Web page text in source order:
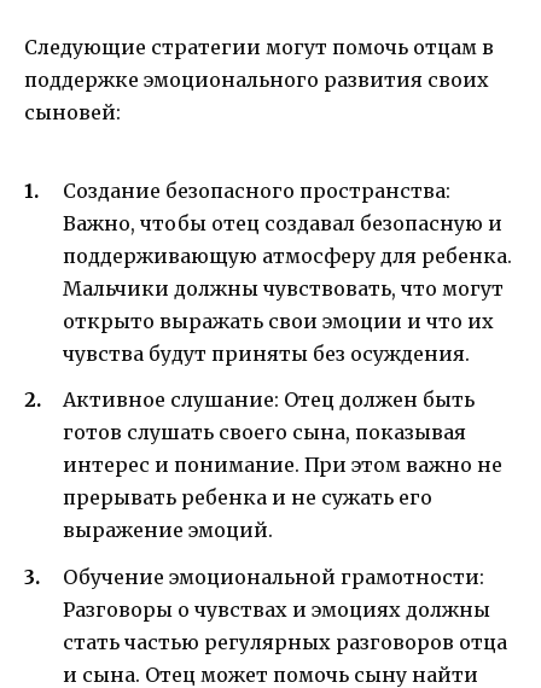
Следующие стратегии могут помочь отцам в
поддержке эмоционального развития своих
сыновей:
Создание безопасного пространства:
Важно, чтобы отец создавал безопасную и
поддерживающую атмосферу для ребенка.
Мальчики должны чувствовать, что могут
открыто выражать свои эмоции и что их
чувства будут приняты без осуждения.
Активное слушание: Отец должен быть
готов слушать своего сына, показывая
интерес и понимание. При этом важно не
прерывать ребенка и не сужать его
выражение эмоций.
Обучение эмоциональной грамотности:
Разговоры о чувствах и эмоциях должны
стать частью регулярных разговоров отца
и сына. Отец может помочь сыну найти